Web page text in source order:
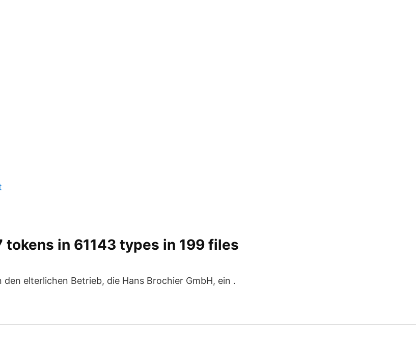
tokens in 61143 types in 199 files
den elterlichen Betrieb, die Hans Brochier GmbH, ein .